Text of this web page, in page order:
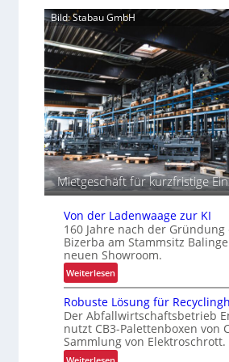
p
a
z
i
t
ä
t
e
n
e
r
I
t
r
a
l
o
g
i
s
i
k
Bild: Stabau GmbH
Mietgeschäft für kurzfristige
Von der Ladenwaage zur KI
160 Jahre nach der
Bizerba am Stammsitz
neuen Showroom.
Weiterlesen:
V
o
n
d
e
Robuste Lösung für
Der Abfallwirtschaftsbetrieb
nutzt CB3-Palettenboxen von
Sammlung von Elektroschrott.
: